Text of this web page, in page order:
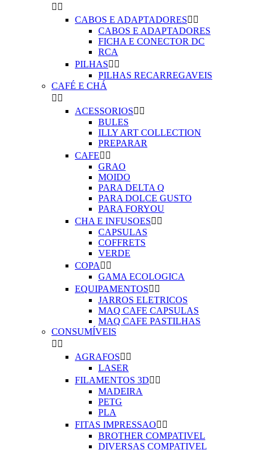
 
CABOS E ADAPTADORES 
CABOS E ADAPTADORES
FICHA E CONECTOR DC
RCA
PILHAS 
PILHAS RECARREGAVEIS
CAFÉ E CHÁ
 
ACESSORIOS 
BULES
ILLY ART COLLECTION
PREPARAR
CAFE 
GRAO
MOIDO
PARA DELTA Q
PARA DOLCE GUSTO
PARA FORYOU
CHA E INFUSOES 
CAPSULAS
COFFRETS
VERDE
COPA  
GAMA ECOLOGICA
EQUIPAMENTOS 
JARROS ELETRICOS
MAQ CAFE CAPSULAS
MAQ CAFE PASTILHAS
CONSUMÍVEIS
 
AGRAFOS 
LASER
FILAMENTOS 3D 
MADEIRA
PETG
PLA
FITAS IMPRESSAO 
BROTHER COMPATIVEL
DIVERSAS COMPATIVEL